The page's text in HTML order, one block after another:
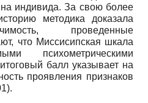
индивида. За свою более
методика доказала
проведенные
что Миссисипская шкала
психометрическими
балл указывает на
проявления признаков